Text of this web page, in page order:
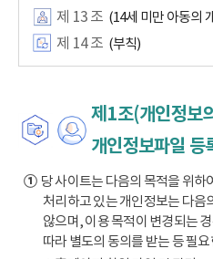
제 13 조 (14세 미만 아동의
제 14 조 (부칙)
제1조(개인정보
개인정보파일 등
①당 사이트는 다음의 목적을 위하
처리하고 있는 개인정보는 다음
않으며, 이용 목적이 변경되는
따라 별도의 동의를 받는 등 필